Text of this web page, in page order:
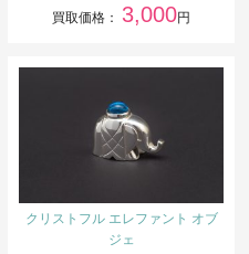
買取価格： 3,000円
クリストフル エレファント オブ
ジェ